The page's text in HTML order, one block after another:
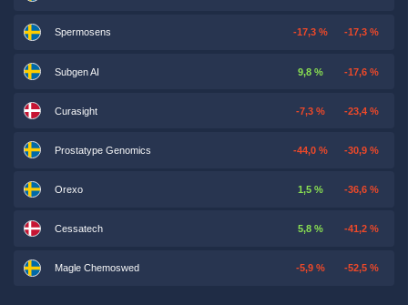
Spermosens -17,3 % -17,3 %
Subgen AI 9,8 % -17,6 %
Curasight -7,3 % -23,4 %
Prostatype Genomics -44,0 % -30,9 %
Orexo 1,5 % -36,6 %
Cessatech 5,8 % -41,2 %
Magle Chemoswed -5,9 % -52,5 %